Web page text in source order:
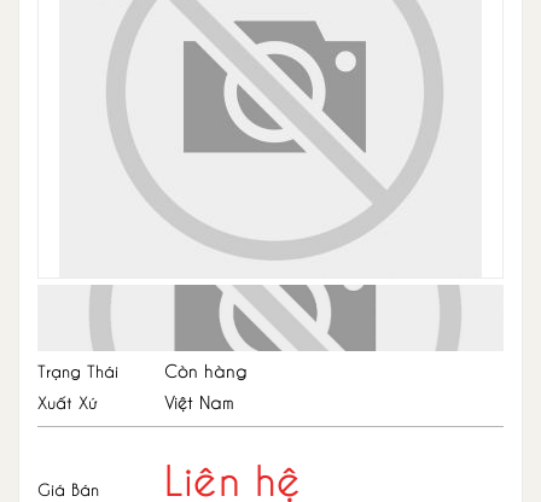
Trạng Thái Còn hàng
Xuất Xứ Việt Nam
Giá Bán Liên hệ